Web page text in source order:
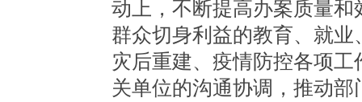
动上，不断提高办案质量
群众切身利益的教育、就
灾后重建、疫情防控各项
关单位的沟通协调，推动